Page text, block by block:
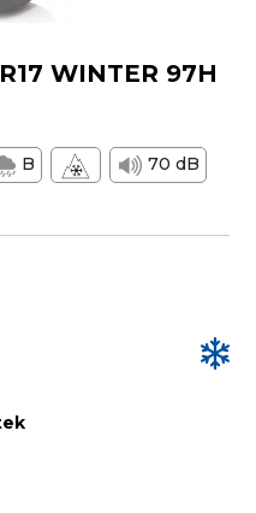
WINTER 97H
B
70 dB